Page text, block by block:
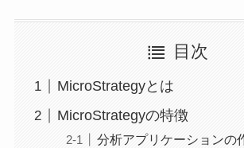
目次
MicroStrategyとは
MicroStrategyの特徴
分析アプリケーションの